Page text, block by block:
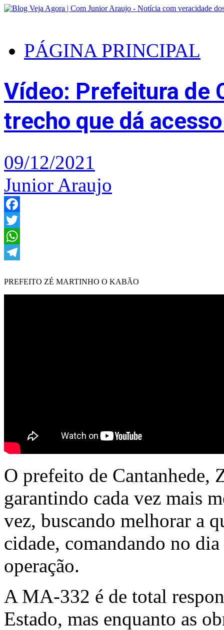
PÁGINA PRINCIPAL
Vídeo: Prefeitura de
trecho que dá
09/12/2021
Junior Araujo
Facebook
Twitter
WhatsApp
PREFEITO ZÉ MARTINHO O KABÃO
O prefeito de Cantanhede,
garantindo cada vez mais
vez, buscando melhorar a
cidade, comandando no
operação.
A MA-332 é de total
Estado, mas enquanto as